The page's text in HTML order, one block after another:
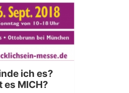
ich es?
MICH?